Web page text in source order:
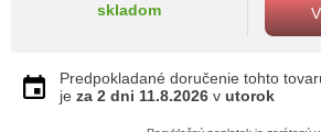
skladom
Predpokladané doručenie tohto
je za 2 dni 11.8.2026 v utorok